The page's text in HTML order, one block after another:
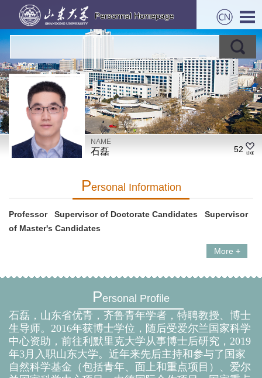
NAME
石磊 52
PErsonal Information
Professor Supervisor of Doctorate Candidates Supervisor
of Master's Candidates
More +
Personal Profile
石磊，山东省优青，齐鲁青年学者，特聘教授、博士
生导师。2016年获博士学位，随后受爱尔兰国家科学
中心资助，前往利默里克大学从事博士后研究，2019
年3月入职山东大学。 近年来先后主持和参与了国家
自然科学基金（包括青年、面上和重点项目）、爱尔